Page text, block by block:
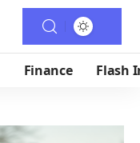
Finance Flash